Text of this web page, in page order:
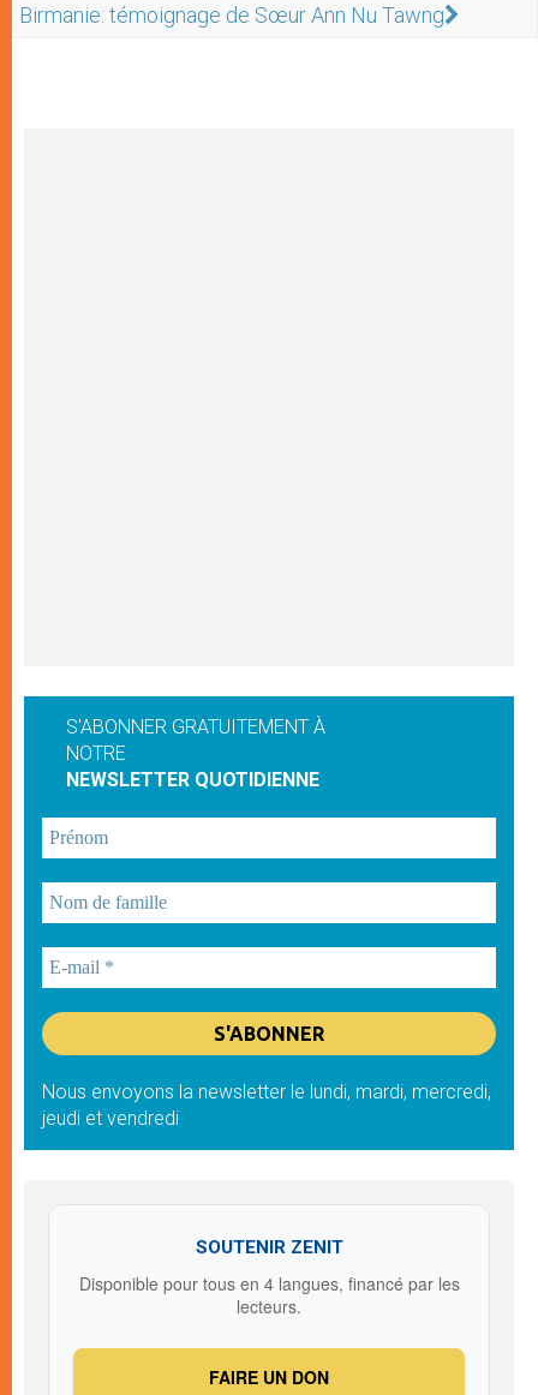
Birmanie: témoignage de Sœur Ann Nu Tawng
S'ABONNER GRATUITEMENT À
NOTRE
NEWSLETTER QUOTIDIENNE
Nous envoyons la newsletter le lundi, mardi, mercredi,
jeudi et vendredi
SOUTENIR ZENIT
Disponible pour tous en 4 langues, financé par les
lecteurs.
FAIRE UN DON